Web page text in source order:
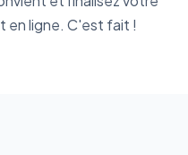
en ligne. C'est fait !